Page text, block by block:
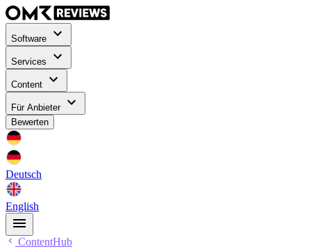
Software
Services
Content
Für Anbieter
Bewerten
Deutsch
English
ContentHub